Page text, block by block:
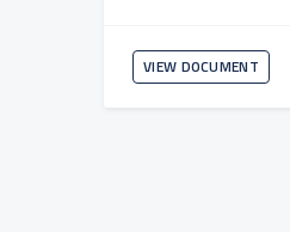
VIEW DOCUMENT